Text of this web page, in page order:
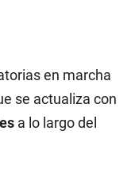
en marcha
se actualiza con
a lo largo del